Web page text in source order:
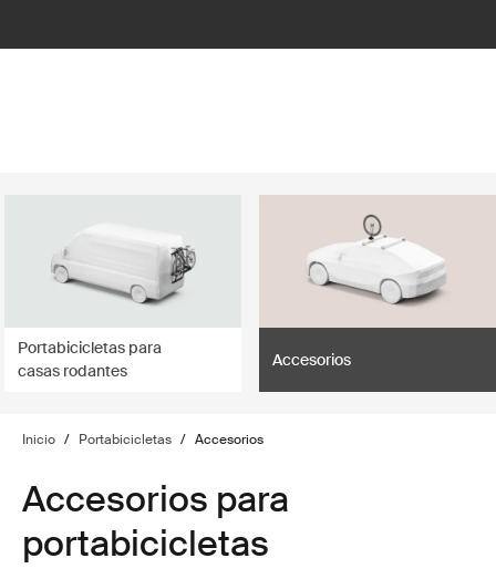
Portabicicletas para
casas rodantes
Accesorios
Inicio / Portabicicletas / Accesorios
Accesorios para
portabicicletas